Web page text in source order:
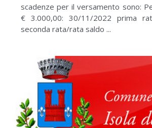
scadenze per il versamento sono:
€ 3.000,00: 30/11/2022 prima
seconda rata/rata saldo ...